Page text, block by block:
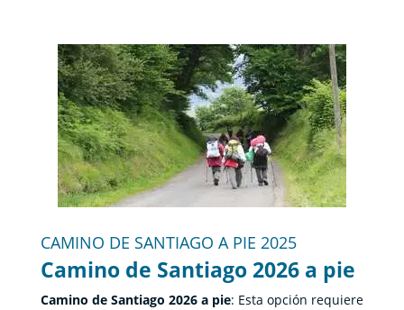
CAMINO DE SANTIAGO A PIE 2025
Camino de Santiago 2026 a pie
Camino de Santiago 2026 a pie: Esta opción requiere